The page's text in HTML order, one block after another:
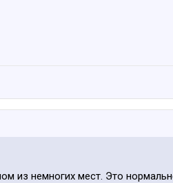
из немногих мест. Это